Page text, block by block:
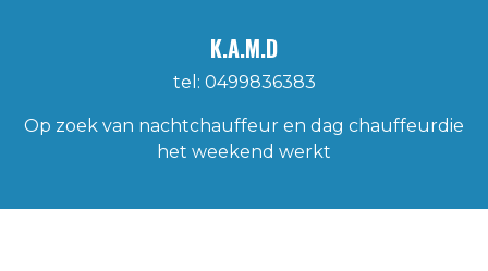
K.A.M.D
tel: 0499836383
Op zoek van nachtchauffeur en dag chauffeurdie
het weekend werkt